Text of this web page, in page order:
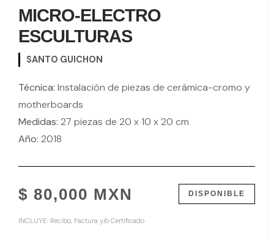
MICRO-ELECTRO
ESCULTURAS
SANTO GUICHON
Técnica: Instalación de piezas de cerámica-cromo y
motherboards
Medidas: 27 piezas de 20 x 10 x 20 cm
Año: 2018
$ 80,000 MXN DISPONIBLE
INCLUYE: Recibo, Factura y/o Certificado